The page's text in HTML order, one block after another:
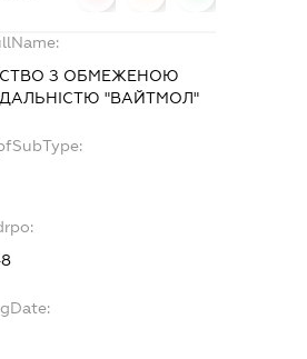
З ОБМЕЖЕНОЮ
"ВАЙТМОЛ"